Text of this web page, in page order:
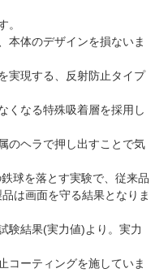
。
本体のデザインを損ないま
実現する、反射防止タイプ
くなる特殊吸着層を採用し
のヘラで押し出すことで気
球を落とす実験で、従来品
は画面を守る結果となりま
験結果(実力値)より。実力
コーティングを施していま